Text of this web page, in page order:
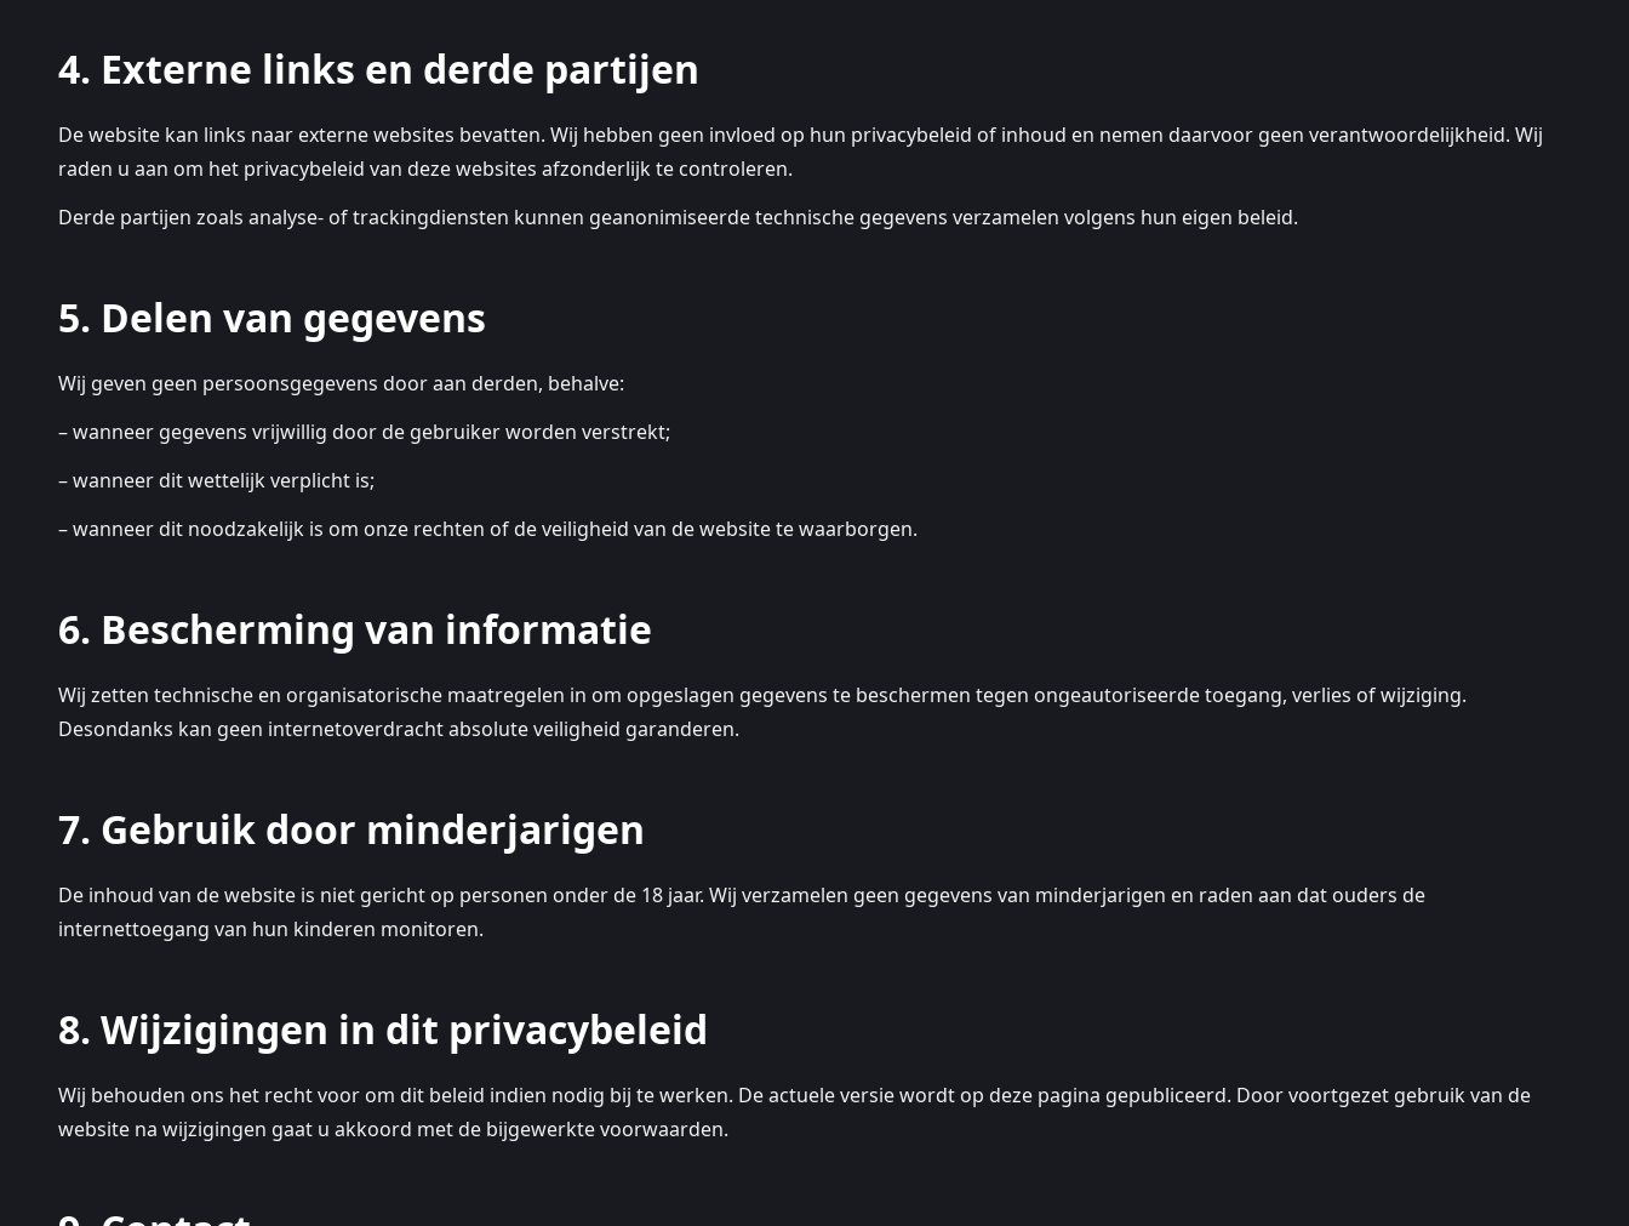
4. Externe links en derde partijen
De website kan links naar externe websites bevatten. Wij hebben geen invloed op hun privacybeleid of inhoud en nemen daarvoor geen verantwoordelijkheid. Wij
raden u aan om het privacybeleid van deze websites afzonderlijk te controleren.
Derde partijen zoals analyse- of trackingdiensten kunnen geanonimiseerde technische gegevens verzamelen volgens hun eigen beleid.
5. Delen van gegevens
Wij geven geen persoonsgegevens door aan derden, behalve:
– wanneer gegevens vrijwillig door de gebruiker worden verstrekt;
– wanneer dit wettelijk verplicht is;
– wanneer dit noodzakelijk is om onze rechten of de veiligheid van de website te waarborgen.
6. Bescherming van informatie
Wij zetten technische en organisatorische maatregelen in om opgeslagen gegevens te beschermen tegen ongeautoriseerde toegang, verlies of wijziging.
Desondanks kan geen internetoverdracht absolute veiligheid garanderen.
7. Gebruik door minderjarigen
De inhoud van de website is niet gericht op personen onder de 18 jaar. Wij verzamelen geen gegevens van minderjarigen en raden aan dat ouders de
internettoegang van hun kinderen monitoren.
8. Wijzigingen in dit privacybeleid
Wij behouden ons het recht voor om dit beleid indien nodig bij te werken. De actuele versie wordt op deze pagina gepubliceerd. Door voortgezet gebruik van de
website na wijzigingen gaat u akkoord met de bijgewerkte voorwaarden.